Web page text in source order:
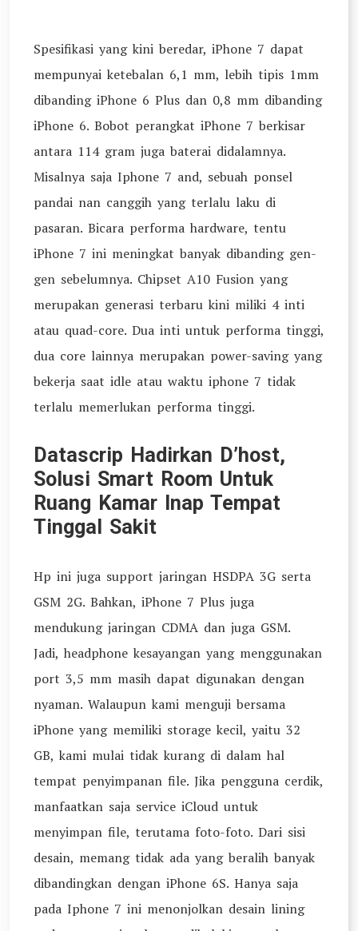
Spesifikasi yang kini beredar, iPhone 7 dapat
mempunyai ketebalan 6,1 mm, lebih tipis 1mm
dibanding iPhone 6 Plus dan 0,8 mm dibanding
iPhone 6. Bobot perangkat iPhone 7 berkisar
antara 114 gram juga baterai didalamnya.
Misalnya saja Iphone 7 and, sebuah ponsel
pandai nan canggih yang terlalu laku di
pasaran. Bicara performa hardware, tentu
iPhone 7 ini meningkat banyak dibanding gen-
gen sebelumnya. Chipset A10 Fusion yang
merupakan generasi terbaru kini miliki 4 inti
atau quad-core. Dua inti untuk performa tinggi,
dua core lainnya merupakan power-saving yang
bekerja saat idle atau waktu iphone 7 tidak
terlalu memerlukan performa tinggi.
Datascrip Hadirkan D’host,
Solusi Smart Room Untuk
Ruang Kamar Inap Tempat
Tinggal Sakit
Hp ini juga support jaringan HSDPA 3G serta
GSM 2G. Bahkan, iPhone 7 Plus juga
mendukung jaringan CDMA dan juga GSM.
Jadi, headphone kesayangan yang menggunakan
port 3,5 mm masih dapat digunakan dengan
nyaman. Walaupun kami menguji bersama
iPhone yang memiliki storage kecil, yaitu 32
GB, kami mulai tidak kurang di dalam hal
tempat penyimpanan file. Jika pengguna cerdik,
manfaatkan saja service iCloud untuk
menyimpan file, terutama foto-foto. Dari sisi
desain, memang tidak ada yang beralih banyak
dibandingkan dengan iPhone 6S. Hanya saja
pada Iphone 7 ini menonjolkan desain lining